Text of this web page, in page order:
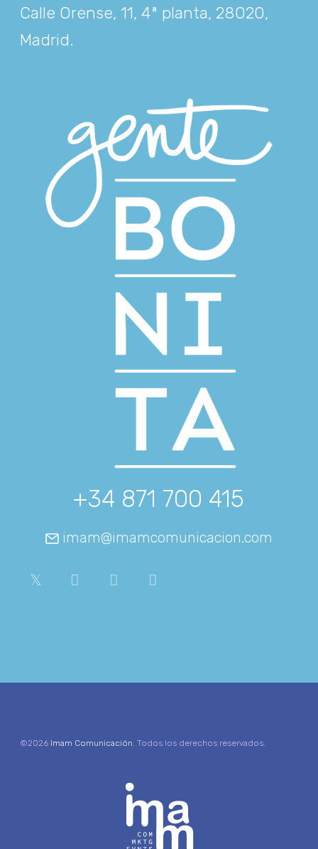
Calle Orense, 11, 4ª planta, 28020,
Madrid.
+34 871 700 415
imam@imamcomunicacion.com
©2026 Imam Comunicación . Todos los derechos reservados.